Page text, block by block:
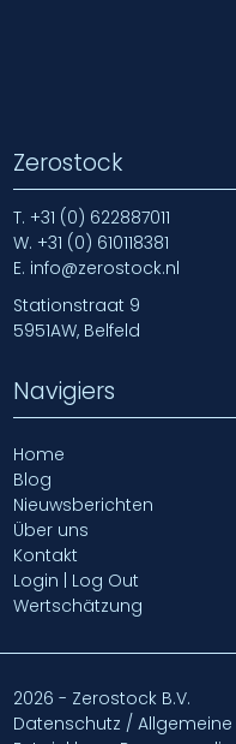
Zerostock
T. +31 (0) 622887011
W. +31 (0) 610118381
E. info@zerostock.nl
Stationstraat 9
5951AW, Belfeld
Navigiers
Home
Blog
Nieuwsberichten
Über uns
Kontakt
Login | Log Out
Wertschätzung
2026 - Zerostock B.V.
Datenschutz /